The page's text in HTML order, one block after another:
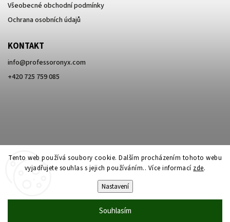
Tento web používá soubory cookie. Dalším procházením tohoto webu
vyjadřujete souhlas s jejich používáním.. Více informací zde.
Nastavení
Souhlasím
Všeobecné obchodní podmínky
Ochrana osobních údajů
KONTAKT
info@professoronyx.com
+420 725 759 085
Professor Onyx. Všechna práva vyhrazena.